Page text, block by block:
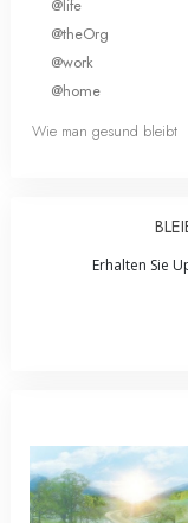
@life
@theOrg
@work
@home
Wie man gesund bleibt
Erhalten Sie